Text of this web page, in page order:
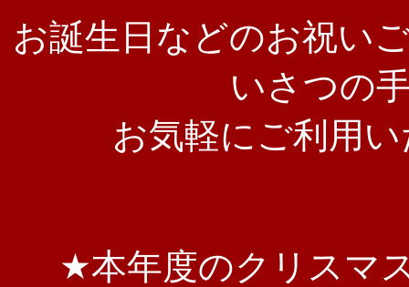
お誕生日などのお祝い
いさつの
お気軽にご利用
★本年度のクリスマ